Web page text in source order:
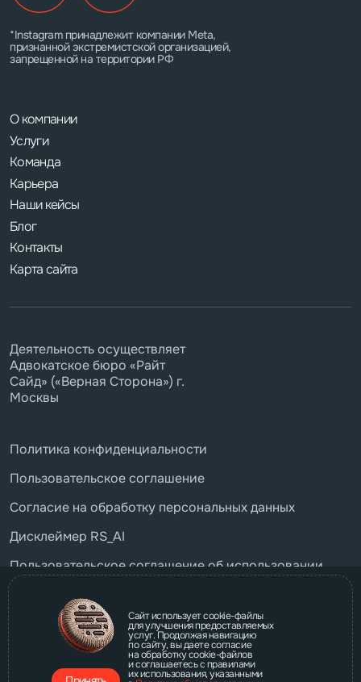
Сайт использует cookie-файлы
для улучшения предоставляемых
услуг. Продолжая навигацию
по сайту, вы даете согласие
на обработку cookie-файлов
и соглашаетесь с правилами
их использования, указанными
О компании
Услуги
Команда
Карьера
Наши кейсы
Блог
Контакты
Карта сайта
*Instagram принадлежит компании Meta,
признанной экстремистской организацией,
запрещенной на территории РФ
Деятельность осуществляет
Адвокатское бюро «Райт
Сайд» («Верная Сторона») г.
Москвы
Политика конфиденциальности
Пользовательское соглашение
Согласие на обработку персональных данных
Дисклеймер RS_AI
Пользовательское соглашение об использовании
бота RS_AI
Свидетельство о гос. регистрации
Устав бюро Райт Сайд
Наши реквизиты